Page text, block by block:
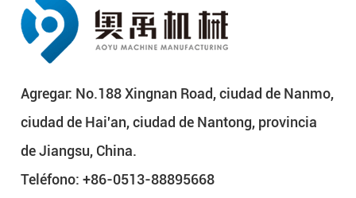
Agregar: No.188 Xingnan Road, ciudad de Nanmo,
ciudad de Hai'an, ciudad de Nantong, provincia
de Jiangsu, China.
Teléfono: +86-0513-88895668